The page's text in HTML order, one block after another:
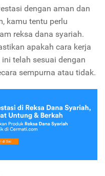
dengan aman dan
kamu tentu perlu
reksa dana syariah.
apakah cara kerja
telah sesuai dengan
sempurna atau tidak.